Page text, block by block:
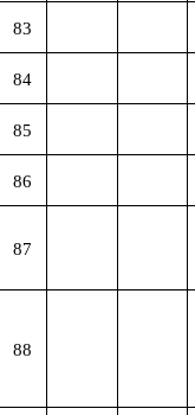
83
84
85
86
87
88